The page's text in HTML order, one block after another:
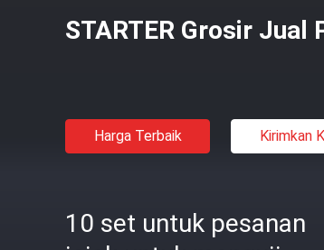
STARTER Grosir Jual
Harga Terbaik Kirimkan
10 set untuk pesanan